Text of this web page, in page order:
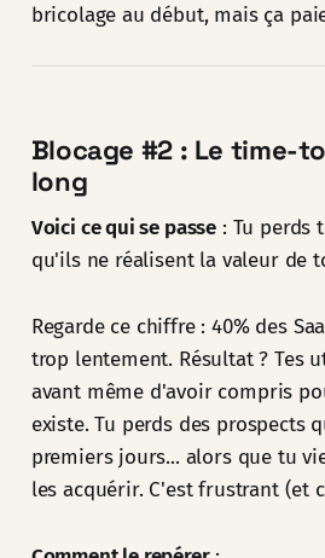
bricolage au début, mais ça
Blocage #2 : Le time-
long
Voici ce qui se passe : Tu perds
qu'ils ne réalisent la valeur de
Regarde ce chiffre : 40% des
trop lentement. Résultat ? Tes
avant même d'avoir compris
existe. Tu perds des prospects
premiers jours... alors que tu
les acquérir. C'est frustrant (et